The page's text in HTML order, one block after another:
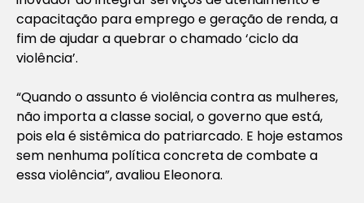
capacitação para emprego e geração de renda, a
fim de ajudar a quebrar o chamado ‘ciclo da
violência’.
“Quando o assunto é violência contra as mulheres,
não importa a classe social, o governo que está,
pois ela é sistêmica do patriarcado. E hoje estamos
sem nenhuma política concreta de combate a
essa violência”, avaliou Eleonora.